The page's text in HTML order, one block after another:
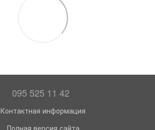
095 525 11 42
Контактная информация
Полная версия сайта